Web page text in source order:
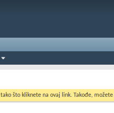
tako što kliknete na ovaj link. Takođe, možete